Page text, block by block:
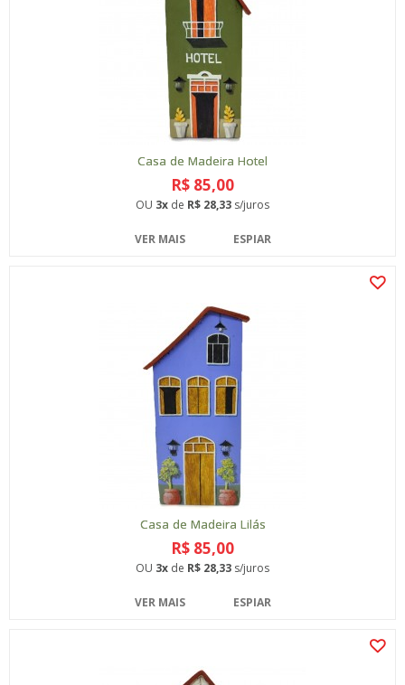
Casa de Madeira Hotel
R$ 85,00
OU 3x de R$ 28,33 s/juros
VER MAIS ESPIAR
Casa de Madeira Lilás
R$ 85,00
OU 3x de R$ 28,33 s/juros
VER MAIS ESPIAR